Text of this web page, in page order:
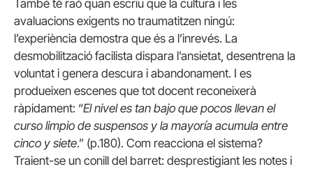
També té raó quan escriu que la cultura i les
avaluacions exigents no traumatitzen ningú:
l’experiència demostra que és a l’inrevés. La
desmobilització facilista dispara l’ansietat, desentrena la
voluntat i genera descura i abandonament. I es
produeixen escenes que tot docent reconeixerà
ràpidament: “El nivel es tan bajo que pocos llevan el
curso limpio de suspensos y la mayoría acumula entre
cinco y siete.” (p.180). Com reacciona el sistema?
Traient-se un conill del barret: desprestigiant les notes i